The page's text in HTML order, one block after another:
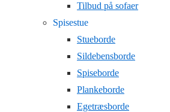
Tilbud på sofaer
Spisestue
Stueborde
Sildebensborde
Spiseborde
Plankeborde
Egetræsborde